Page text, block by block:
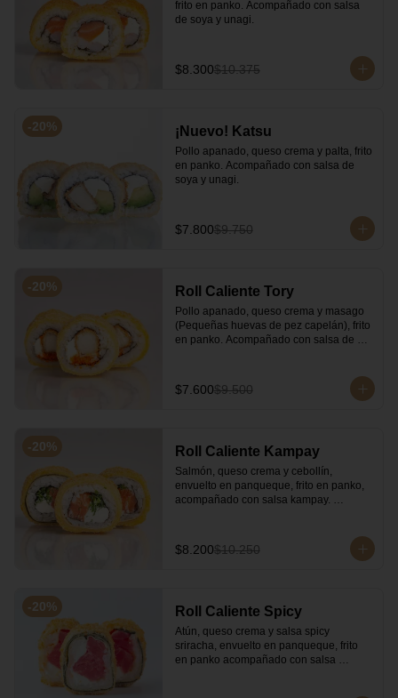
frito en panko. Acompañado con salsa
de soya y unagi.
$8.300$10.375
-20% ¡Nuevo! Katsu
Pollo apanado, queso crema y palta, frito
en panko. Acompañado con salsa de
soya y unagi.
$7.800$9.750
-20% Roll Caliente Tory
Pollo apanado, queso crema y masago
(Pequeñas huevas de pez capelán), frito
en panko. Acompañado con salsa de
$7.600$9.500
-20% Roll Caliente Kampay
Salmón, queso crema y cebollín,
envuelto en panqueque, frito en panko,
acompañado con salsa kampay.
$8.200$10.250
-20% Roll Caliente Spicy
Atún, queso crema y salsa spicy
sriracha, envuelto en panqueque, frito
en panko acompañado con salsa